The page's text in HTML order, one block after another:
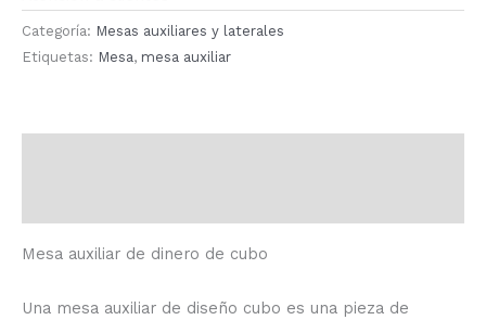
Categoría: Mesas auxiliares y laterales
Etiquetas: Mesa, mesa auxiliar
Mesa auxiliar de dinero de cubo
Una mesa auxiliar de diseño cubo es una pieza de